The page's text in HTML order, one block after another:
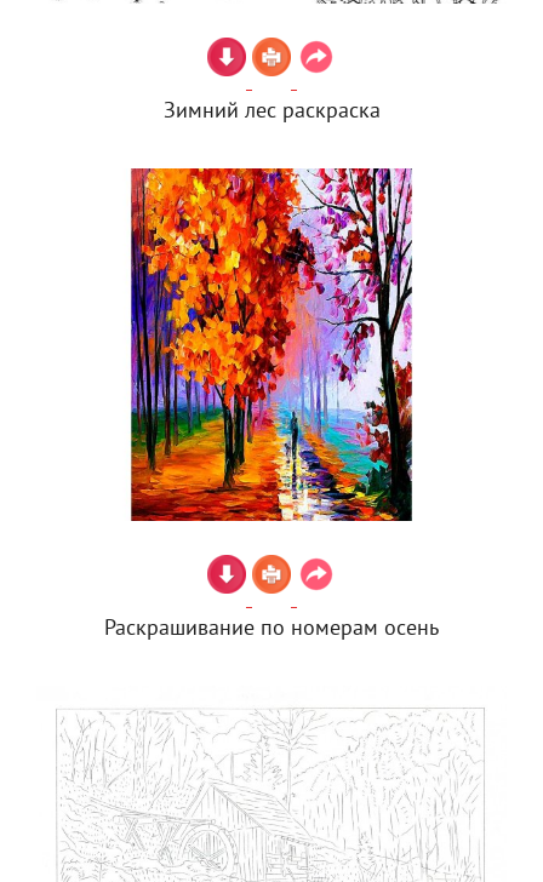
Зимний лес раскраска
Раскрашивание по номерам осень